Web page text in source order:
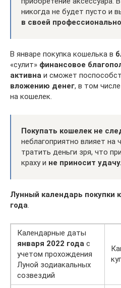
никогда не будет пусто и
в своей
В январе покупка кошелька в
«сулит» финансовое
активна и сможет
вложению денег, в том
на кошелек.
Покупать кошелек не
неблагоприятно влияет на
тратить деньги зря, что
краху и не приносит удачу.
Лунный календарь покупки
года
Календарные даты
января 2022 года с
учетом прохождения
Луной зодиакальных
созвездий